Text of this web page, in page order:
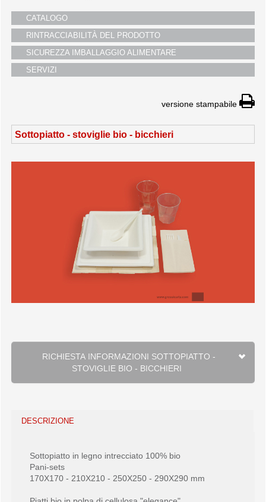
CATALOGO
RINTRACCIABILITÀ DEL PRODOTTO
SICUREZZA IMBALLAGGIO ALIMENTARE
SERVIZI
versione stampabile
Sottopiatto - stoviglie bio - bicchieri
RICHIESTA INFORMAZIONI SOTTOPIATTO -
STOVIGLIE BIO - BICCHIERI
DESCRIZIONE
Sottopiatto in legno intrecciato 100% bio
Pani-sets
170X170 - 210X210 - 250X250 - 290X290 mm